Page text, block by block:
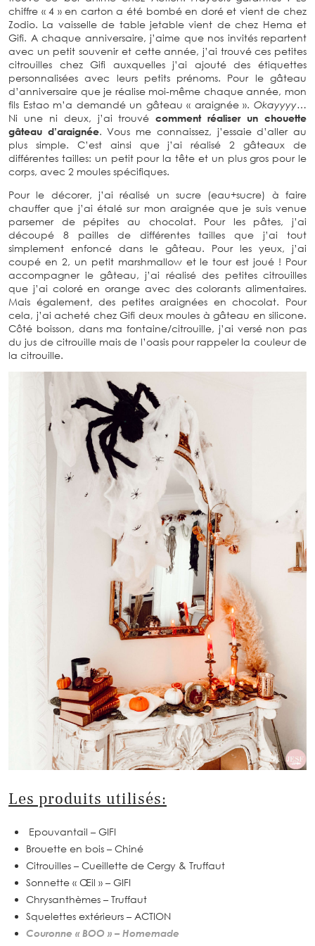
année, mon fils Estao m’a demandé un gâteau
« araignée ».Okayyyy…Ni une ni deux, j’ai trouvé
comment réaliser un chouette gâteau d’araignée. Vous me
connaissez, j’essaie d’aller au plus simple. C’est ainsi que
j’ai réalisé 2 gâteaux de différentes tailles: un petit pour la
tête et un plus gros pour le corps, avec 2 moules
spécifiques.
Pour le décorer, j’ai réalisé un sucre (eau+sucre) à faire
chauffer que j’ai étalé sur mon araignée que je suis venue
parsemer de pépites au chocolat. Pour les pâtes, j’ai
découpé 8 pailles de différentes tailles que j’ai tout
simplement enfoncé dans le gâteau. Pour les yeux, j’ai
coupé en 2, un petit marshmallow et le tour est joué ! Pour
que j’ai coloré en orange avec des colorants alimentaires.
Mais également, des petites araignées en chocolat. Pour
cela, j’ai acheté chez Gifi deux moules à gâteau en
silicone. Côté boisson, dans ma fontaine/citrouille, j’ai versé
non pas du jus de citrouille mais de l’oasis pour rappeler la
couleur de la citrouille.
Les produits utilisés:
Epouvantail – GIFI
Brouette en bois – Chiné
Citrouilles – Cueillette de Cergy & Truffaut
Chrysanthèmes – Truffaut
Couronne « BOO » – Homemade
Lanternes – IKEA
Panneau « saisons » – Homemade
Sculpture « WELCOME » – GIFI
Grand fantôme Entrée – GIFI
Toile et araignées – GIFI & ACTION
Lanternes dorées – GIFI